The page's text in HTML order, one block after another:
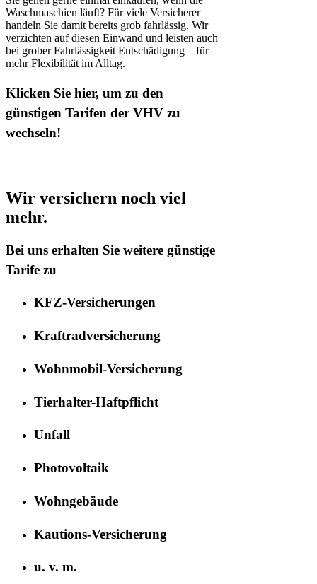
Waschmaschien läuft? Für viele Versicherer
handeln Sie damit bereits grob fahrlässig. Wir
verzichten auf diesen Einwand und leisten auch
bei grober Fahrlässigkeit Entschädigung – für
mehr Flexibilität im Alltag.
Klicken Sie hier, um zu den
günstigen Tarifen der VHV zu
wechseln!
Wir versichern noch viel
mehr.
Bei uns erhalten Sie weitere günstige
Tarife zu
KFZ-Versicherungen
Kraftradversicherung
Wohnmobil-Versicherung
Tierhalter-Haftpflicht
Unfall
Photovoltaik
Wohngebäude
Kautions-Versicherung
u. v. m.